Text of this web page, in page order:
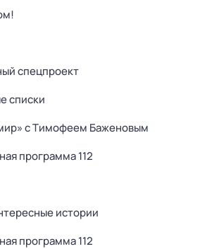
спецпроект
cписки
с Тимофеем Баженовым
программа 112
истории
программа 112